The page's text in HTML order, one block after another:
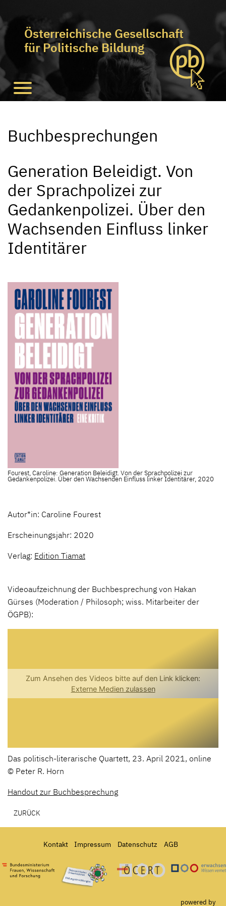
Österreichische Gesellschaft
für Politische Bildung
Buchbesprechungen
Generation Beleidigt. Von
der Sprachpolizei zur
Gedankenpolizei. Über den
Wachsenden Einfluss linker
Identitärer
Fourest, Caroline: Generation Beleidigt. Von der Sprachpolizei zur
Gedankenpolizei. Über den Wachsenden Einfluss linker Identitärer, 2020
Autor*in: Caroline Fourest
Erscheinungsjahr: 2020
Verlag: Edition Tiamat
Videoaufzeichnung der Buchbesprechung von Hakan
Gürses (Moderation / Philosoph; wiss. Mitarbeiter der
ÖGPB):
Das politisch-literarische Quartett, 23. April 2021, online
© Peter R. Horn
Handout zur Buchbesprechung
ZURÜCK
Kontakt Impressum Datenschutz AGB
Bundesministerium für Frauen, Wissenschaft und Forschung
Österreichisches Umweltzeichen für
Ö-Cert
powered by